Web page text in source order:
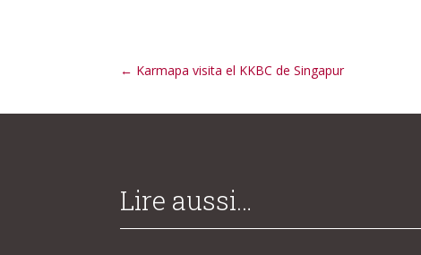
← Karmapa visita el KKBC de Singapur
Lire aussi…